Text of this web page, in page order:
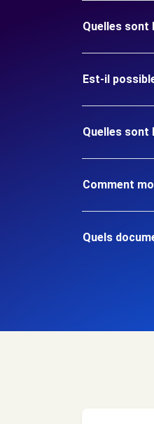
Quelles sont
Est-il
Quelles sont
Comment
Quels